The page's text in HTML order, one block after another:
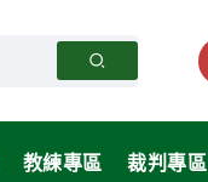
教練專區 裁判專區